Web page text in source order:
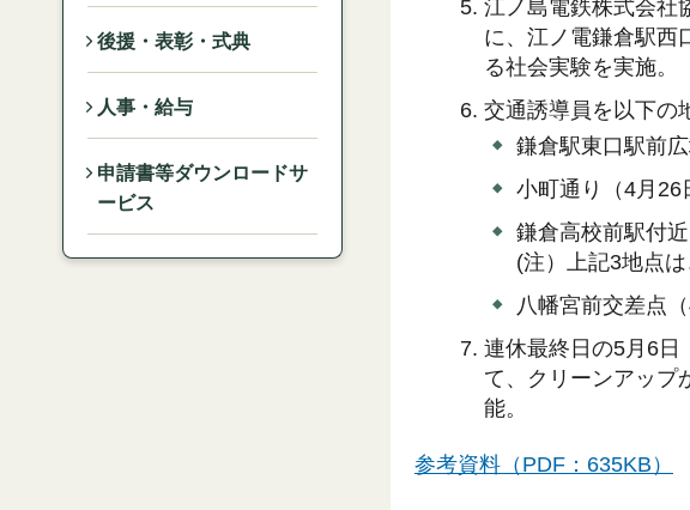
後援・表彰・式典
人事・給与
申請書等ダウンロードサ
ービス
江ノ島電鉄株式会社
に、江ノ電鎌倉駅西
る社会実験を実施。
交通誘導員を以下の
鎌倉駅東口駅前
小町通り（4月26
鎌倉高校前駅付
(注）上記3地点
八幡宮前交差点
連休最終日の5月6日
て、クリーンアップ
能。
参考資料（PDF：635KB）